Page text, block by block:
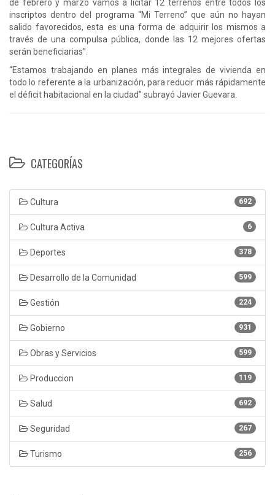
de febrero y marzo vamos a licitar 12 terrenos entre todos los
inscriptos dentro del programa “Mi Terreno” que aún no hayan
salido favorecidos, esta es una forma de adquirir los mismos a
través de una compulsa pública, donde las 12 mejores ofertas
serán beneficiarias”.
“Estamos trabajando en planes más integrales de vivienda en
todo lo referente a la urbanización, para reducir más rápidamente
el déficit habitacional en la ciudad” subrayó Javier Guevara.
CATEGORÍAS
692
Cultura
6
Cultura Activa
378
Deportes
599
Desarrollo de la Comunidad
224
Gestión
931
Gobierno
599
Obras y Servicios
119
Produccion
692
Salud
267
Seguridad
256
Turismo